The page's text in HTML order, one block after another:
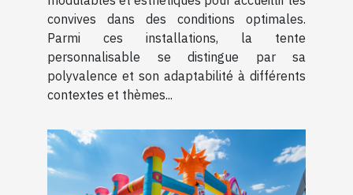
convives dans des conditions optimales.
Parmi ces installations, la tente
personnalisable se distingue par sa
polyvalence et son adaptabilité à différents
contextes et thèmes...